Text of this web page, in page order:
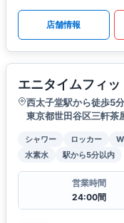
店舗情報
エニタイムフィ
西太子堂駅から徒歩5分
東京都世田谷区三軒
シャワー ロッカー
水素水
駅から5分以内
営業時間
24:00間